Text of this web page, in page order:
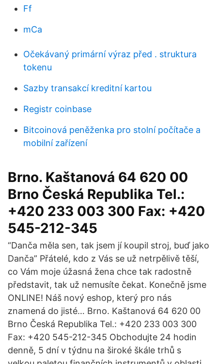
Ff
mCa
Očekávaný primární výraz před . struktura
tokenu
Sazby transakcí kreditní kartou
Registr coinbase
Bitcoinová peněženka pro stolní počítače a
mobilní zařízení
Brno. Kaštanová 64 620 00
Brno Česká Republika Tel.:
+420 233 003 300 Fax: +420
545-212-345
“Danča měla sen, tak jsem jí koupil stroj, buď jako
Danča” Přátelé, kdo z Vás se už netrpělivě těší,
co Vám moje úžasná žena chce tak radostně
představit, tak už nemusíte čekat. Konečně jsme
ONLINE! Náš nový eshop, který pro nás
znamená do jisté… Brno. Kaštanová 64 620 00
Brno Česká Republika Tel.: +420 233 003 300
Fax: +420 545-212-345 Obchodujte 24 hodin
denně, 5 dní v týdnu na široké škále trhů s